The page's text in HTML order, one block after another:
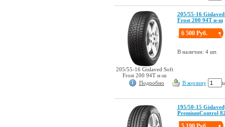
205/55-16 Gislaved Soft
Frost 200 94T н-ш
205/55-16
Frost 200 94T н-ш
6 500 Руб.
В наличии: 4 шт.
Подробно В корзину
195/50-15 Gislaved
PremiumControl